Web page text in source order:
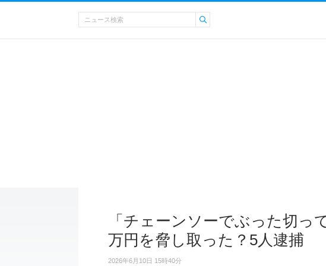
「チェーンソーでぶった切っ
万円を脅し取った？5人逮捕
2026年6月10日 15時40分